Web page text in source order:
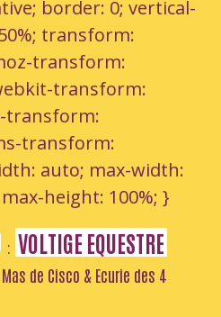
border: 0; vertical-
transform:
transform:
transform:
transform:
transform:
auto; max-width:
height: 100%; }
: VOLTIGE EQUESTRE
de Cisco & Ecurie des 4